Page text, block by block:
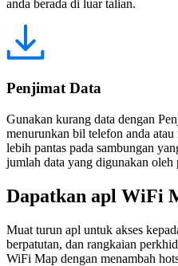
anda berada di luar talian.
Penjimat Data
Gunakan kurang data dengan
menurunkan bil telefon anda
lebih pantas pada sambungan
jumlah data yang digunakan oleh
Dapatkan apl WiFi
Muat turun apl untuk akses
berpatutan, dan rangkaian
WiFi Map dengan menambah